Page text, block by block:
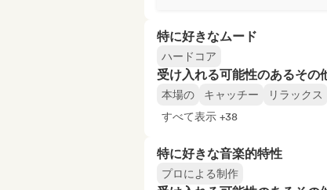
特に好きなムード
ハードコア
受け入れる可能性のあるその
本場の キャッチー リラックス
すべて表示 +38
特に好きな音楽的特性
プロによる制作